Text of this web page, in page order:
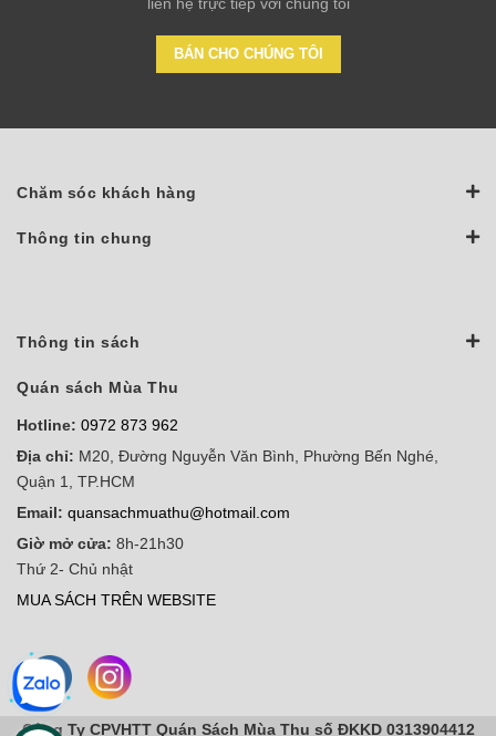
BÁN CHO CHÚNG TÔI
Chăm sóc khách hàng
Thông tin chung
Thông tin sách
Quán sách Mùa Thu
Hotline: 0972 873 962
Địa chỉ: M20, Đường Nguyễn Văn Bình, Phường Bến Nghé,
Quận 1, TP.HCM
Email: quansachmuathu@hotmail.com
Giờ mở cửa: 8h-21h30
Thứ 2- Chủ nhật
MUA SÁCH TRÊN WEBSITE
Công Ty CPVHTT Quán Sách Mùa Thu số ĐKKD 0313904412